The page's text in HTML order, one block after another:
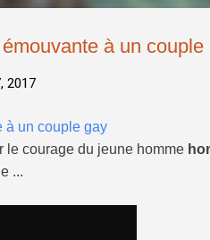
à un couple
2017
à un couple gay
le courage du jeune homme
...